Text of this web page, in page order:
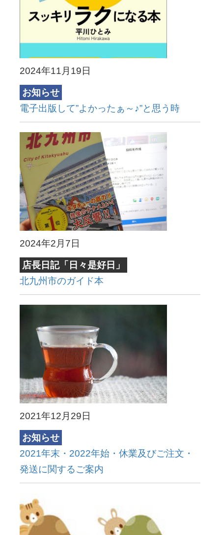
2024年11月19日
お知らせ
電子出版して”よかったぁ～♪”と思う時
2024年2月7日
店長日記「日々是好日」
北九州市のガイド本
2021年12月29日
お知らせ
2021年末・2022年始・休業及びご注文・
発送に関するご案内